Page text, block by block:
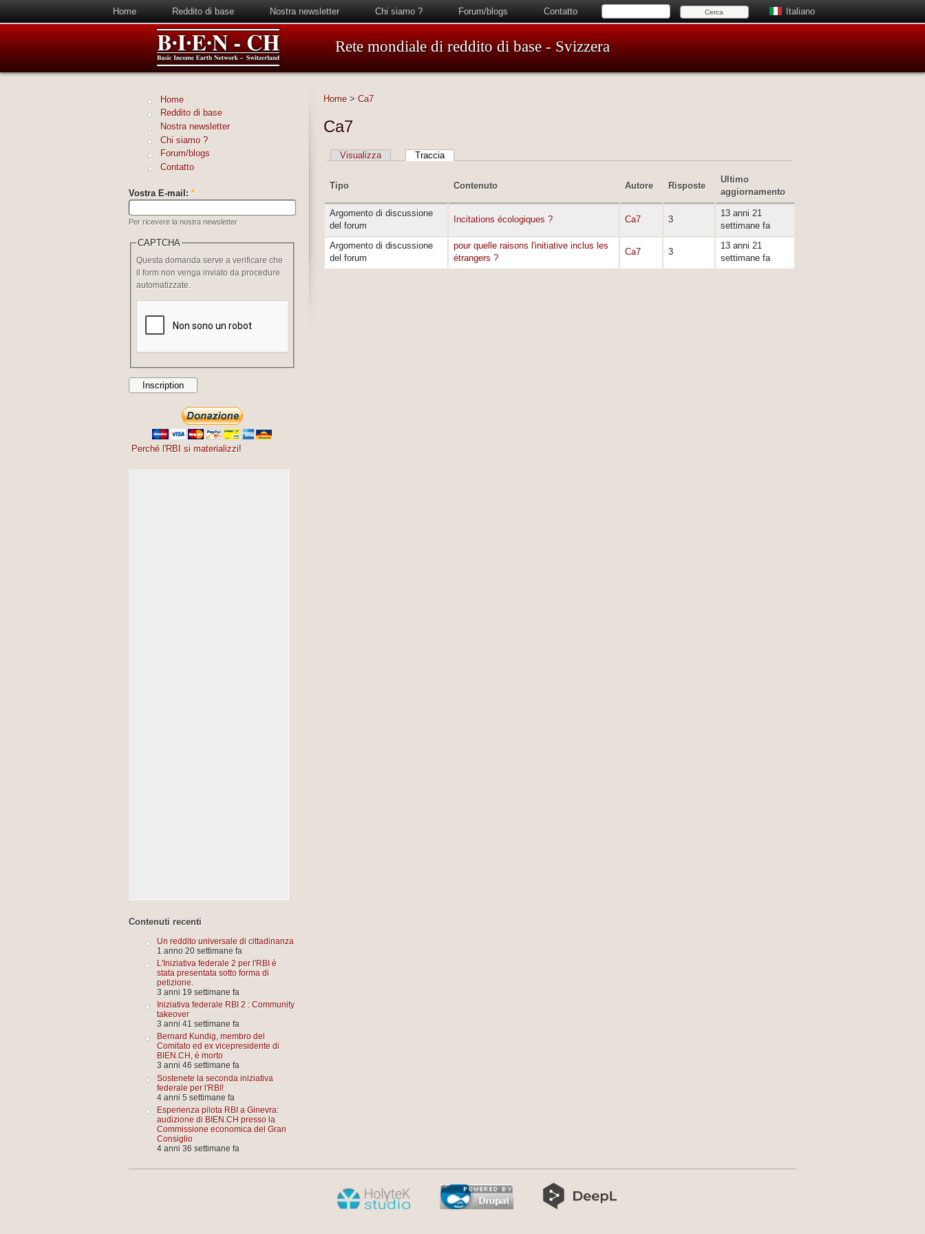
Home Reddito di base Nostra newsletter Chi siamo ? Forum/blogs Contatto Italiano
Rete mondiale di reddito di base - Svizzera
Home >Ca7
Ca7
Visualizza Traccia
Tipo Contenuto Autore Risposte
Ultimo
aggiornamento
Argomento di discussione
del forum
Incitations écologiques ? Ca7 3
13 anni 21
settimane fa
Argomento di discussione
del forum
pour quelle raisons l'initiative inclus les
étrangers ?
Ca7 3
13 anni 21
settimane fa
Home
Reddito di base
Nostra newsletter
Chi siamo ?
Forum/blogs
Contatto
Vostra E-mail: *
Per ricevere la nostra newsletter
CAPTCHA
Questa domanda serve a verificare che
il form non venga inviato da procedure
automatizzate.
Perché l'RBI si materializzi!
Contenuti recenti
Un reddito universale di cittadinanza
1 anno 20 settimane fa
L'Iniziativa federale 2 per l'RBI è
stata presentata sotto forma di
petizione.
3 anni 19 settimane fa
Iniziativa federale RBI 2 : Community
takeover
3 anni 41 settimane fa
Bernard Kundig, membro del
Comitato ed ex vicepresidente di
BIEN.CH, è morto
3 anni 46 settimane fa
Sostenete la seconda iniziativa
federale per l'RBI!
4 anni 5 settimane fa
Esperienza pilota RBI a Ginevra:
audizione di BIEN.CH presso la
Commissione economica del Gran
Consiglio
4 anni 36 settimane fa